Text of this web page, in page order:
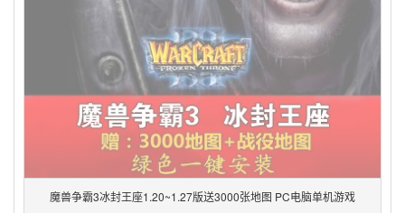
魔兽争霸3冰封王座1.20~1.27版送3000张地图 PC电脑单机游戏